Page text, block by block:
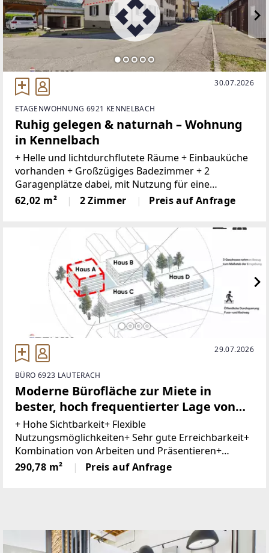
30.07.2026
ETAGENWOHNUNG 6921 KENNELBACH
Ruhig gelegen & naturnah – Wohnung
in Kennelbach
+ Helle und lichtdurchflutete Räume + Einbauküche
vorhanden + Großzügiges Badezimmer + 2
Garagenplätze dabei, mit Nutzung für eine
Werkstatt mit Stromanschluss und Beleuchtung +
Gartenanteil vorhanden + 3 Schuppen mit dabei +
62,02 m² 2 Zimmer Preis auf Anfrage
29.07.2026
BÜRO 6923 LAUTERACH
Moderne Bürofläche zur Miete in
bester, hoch frequentierter Lage von
Lauterach
+ Hohe Sichtbarkeit+ Flexible
Nutzungsmöglichkeiten+ Sehr gute Erreichbarkeit+
Kombination von Arbeiten und Präsentieren+
Barrierefrei+ Ausreichend Besucherparkplätze+
Tiefgaragenstellplatz optional In hoch
290,78 m² Preis auf Anfrage